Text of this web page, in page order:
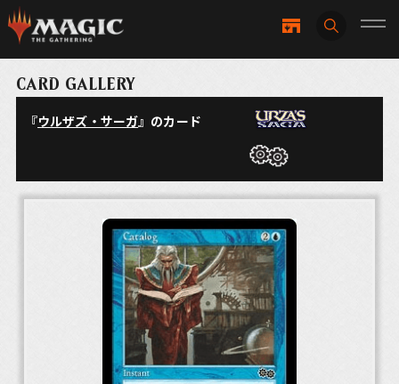
CARD GALLERY
『ウルザズ・サーガ』のカード